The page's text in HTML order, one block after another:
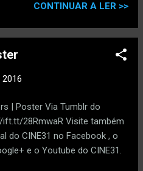
visto no
"O Dia da Independência"
empregos, mulheres e
por valorosos norte-
na hora de infectar e expulsar
daqui Donald Trump,
Ora, como era óbvio,
não podiam deixar as
CONTINUAR A LER >>
2016
| Poster Via Tumblr do
ift.tt/28RmwaR Visite também
do CINE31 no Facebook , o
e o Youtube do CINE31.